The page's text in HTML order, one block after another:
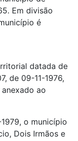
Em divisão
é
datada de
de 09-11-1976,
ao
o município
Dois Irmãos e